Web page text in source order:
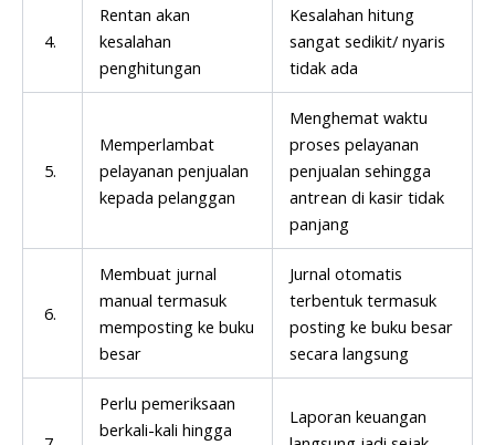
4.
Rentan akan
kesalahan
penghitungan
Kesalahan hitung
sangat sedikit/ nyaris
tidak ada
5.
Memperlambat
pelayanan penjualan
kepada pelanggan
Menghemat waktu
proses pelayanan
penjualan sehingga
antrean di kasir tidak
panjang
6.
Membuat jurnal
manual termasuk
memposting ke buku
besar
Jurnal otomatis
terbentuk termasuk
posting ke buku besar
secara langsung
Perlu pemeriksaan
berkali-kali hingga
Laporan keuangan